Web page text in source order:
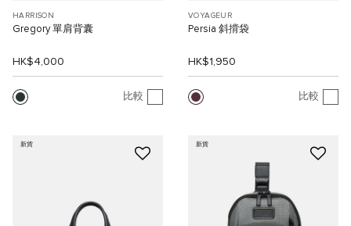
HARRISON
Gregory 單肩背囊
HK$4,000
比較
VOYAGEUR
Persia 斜揹袋
HK$1,950
比較
新貨 新貨